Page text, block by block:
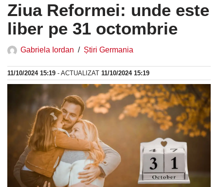
Ziua Reformei: unde este
liber pe 31 octombrie
Gabriela Iordan Știri Germania
11/10/2024 15:19 - ACTUALIZAT 11/10/2024 15:19